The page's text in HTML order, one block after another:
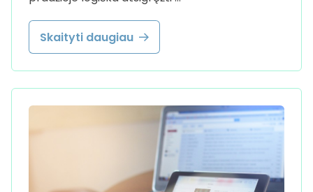
Skaityti daugiau